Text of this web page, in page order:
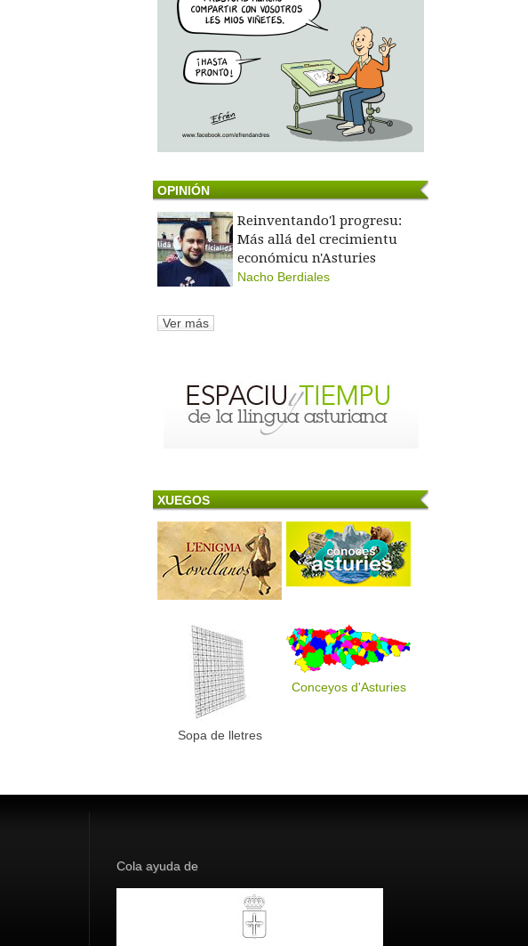
OPINIÓN
Reinventando'l progresu:
Más allá del crecimientu
económicu n'Asturies
Nacho Berdiales
Ver más
XUEGOS
Sopa de lletres
Conceyos d'Asturies
Cola ayuda de